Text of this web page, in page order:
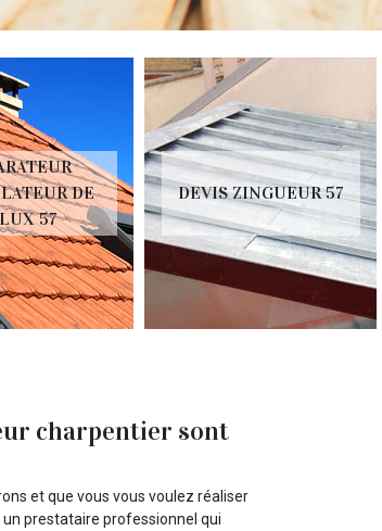
DE
57
DEVIS ZINGUEUR 57
charpentier sont
et que vous vous voulez réaliser
prestataire professionnel qui